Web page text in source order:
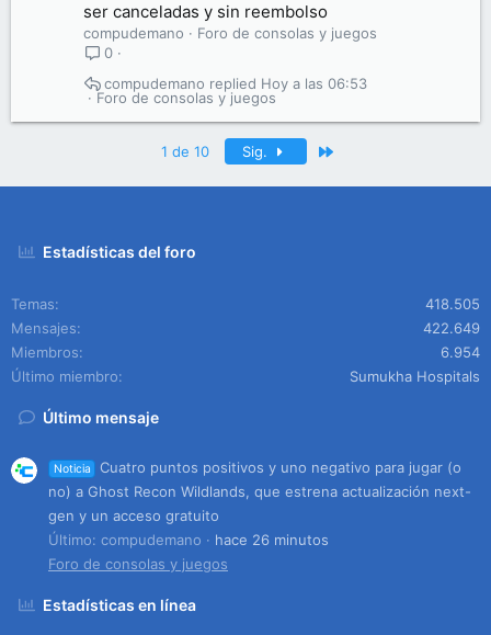
ser canceladas y sin reembolso
compudemano
Foro de consolas y juegos
0
Foro de consolas y juegos
Hoy a las 06:53
compudemano
1 de 10 Sig.
Estadísticas del foro
Temas
418.505
Mensajes
422.649
Miembros
6.954
Último miembro
Sumukha Hospitals
Último mensaje
Noticia
Cuatro puntos positivos y uno negativo para jugar (o
no) a Ghost Recon Wildlands, que estrena actualización next-
gen y un acceso gratuito
Último: compudemano
hace 26 minutos
Foro de consolas y juegos
Estadísticas en línea